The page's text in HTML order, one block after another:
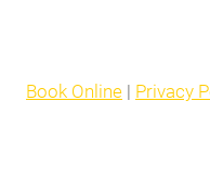
Book Online | Privacy